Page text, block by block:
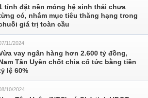
tỉnh đặt nền móng hệ sinh thái chưa
có, nhắm mục tiêu thăng hạng trong
giá trị toàn cầu
11/2024
vay ngân hàng hơn 2.600 tỷ đồng,
Tân Uyên chốt chia cổ tức bằng tiền
lệ 60%
10/2024